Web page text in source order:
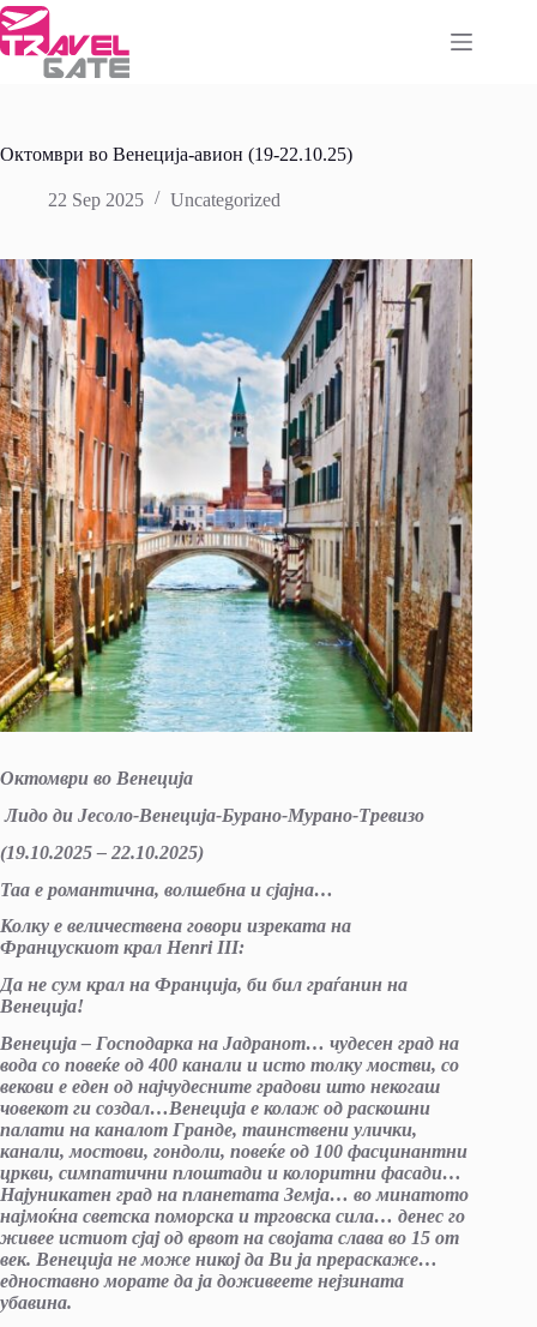
Skip
to
content
Октомври во Венеција-авион (19-22.10.25)
22 Sep 2025 Uncategorized
Октомври во Венеција
Лидо ди Јесоло-Венеција-Бурано-Мурано-Тревизо
(19.10.2025– 22.10.2025)
Таа е романтична, волшебна и сјајна…
Колку е величествена говори изреката на
Францускиот крал Henri III:
Да не сум крал на Франција, би бил граѓанин на
Венеција!
Венеција – Господарка на Јадранот… чудесен град на
вода со повеќе од 400 канали и исто толку мостви, со
векови е еден од најчудесните градови што некогаш
човекот ги создал…Венеција е колаж од раскошни
палати на каналот Гранде, таинствени улички,
канали, мостови, гондоли, повеќе од 100 фасцинантни
цркви, симпатични плоштади и колоритни фасади…
Најуникатен град на планетата Земја… во минатото
најмоќна светска поморска и трговска сила… денес го
живее истиот сјај од врвот на својата слава во 15 от
век. Венеција не може никој да Ви ја прераскаже…
едноставно морате да ја доживеете нејзината
убавина.